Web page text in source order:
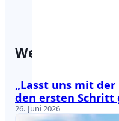
Weitere
„Lasst uns mit
den ersten Schritt
26. Juni 2026